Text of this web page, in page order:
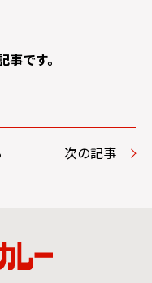
です。
次の記事